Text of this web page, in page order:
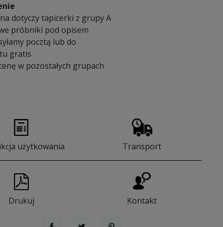
dotyczy tapicerki z grupy A
próbniki pod opisem
pocztą lub do
gratis
w pozostałych grupach
użytkowania Transport
Drukuj Kontakt